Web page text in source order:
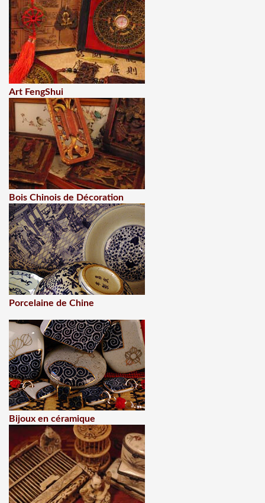
Art FengShui
Bois Chinois de Décoration
Porcelaine de Chine
Bijoux en céramique